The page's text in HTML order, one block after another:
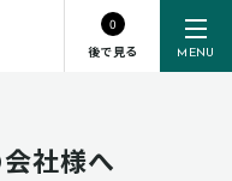
MENU
0
後で見る
社様へ